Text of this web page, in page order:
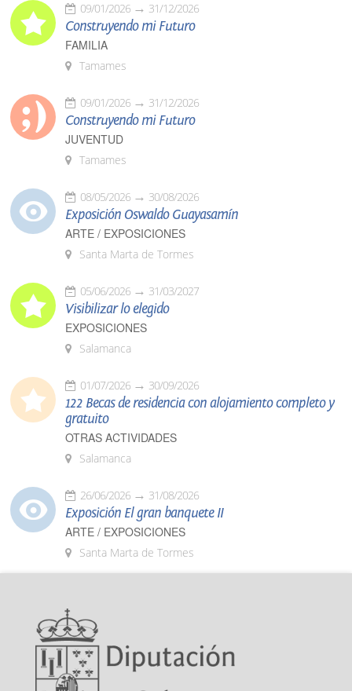
09/01/2026 31/12/2026
Construyendo mi Futuro
FAMILIA
Tamames
09/01/2026 31/12/2026
Construyendo mi Futuro
JUVENTUD
Tamames
08/05/2026 30/08/2026
Exposición Oswaldo Guayasamín
ARTE / EXPOSICIONES
Santa Marta de Tormes
05/06/2026 31/03/2027
Visibilizar lo elegido
EXPOSICIONES
Salamanca
01/07/2026 30/09/2026
122 Becas de residencia con alojamiento completo y
gratuito
OTRAS ACTIVIDADES
Salamanca
26/06/2026 31/08/2026
Exposición El gran banquete II
ARTE / EXPOSICIONES
Santa Marta de Tormes